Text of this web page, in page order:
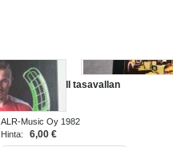
Mikko alatalo III tasavallan
vieraana
ALR-Music Oy 1982
Hinta:
6,00 €